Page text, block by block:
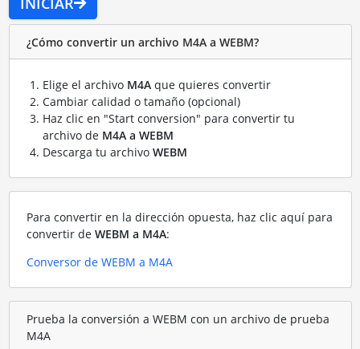
¿Cómo convertir un archivo M4A a WEBM?
Elige el archivo M4Aque quieres convertir
Cambiar calidad o tamaño (opcional)
Haz clic en "Start conversion" para convertir tu
archivo de M4A a WEBM
Descarga tu archivo WEBM
Para convertir en la dirección opuesta, haz clic aquí para
convertir de WEBM a M4A:
Conversor de WEBM a M4A
Prueba la conversión a WEBM con un archivo de prueba
M4A